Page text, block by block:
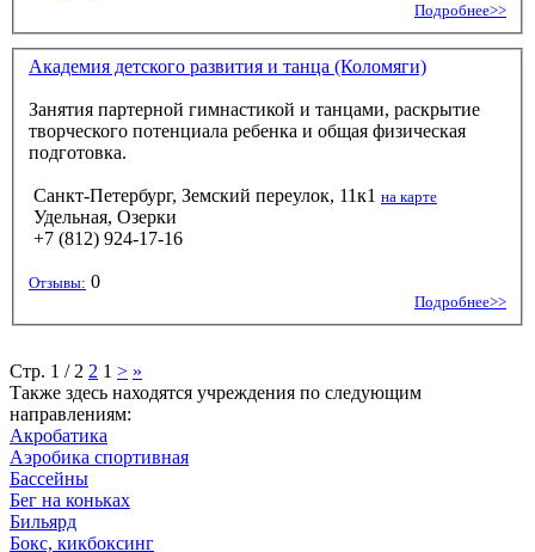
Подробнее>>
Академия детского развития и танца (Коломяги)
Занятия партерной гимнастикой и танцами, раскрытие
творческого потенциала ребенка и общая физическая
подготовка.
Санкт-Петербург, Земский переулок, 11к1 на карте
Удельная, Озерки
+7 (812) 924-17-16
Отзывы: 0
Подробнее>>
Стр. 1 / 2 2 1 > »
Также здесь находятся учреждения по следующим
направлениям:
Акробатика
Аэробика спортивная
Бассейны
Бег на коньках
Бильярд
Бокс, кикбоксинг